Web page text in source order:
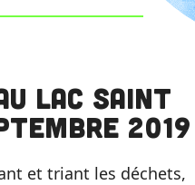
Lac Saint
2019
et triant les déchets,